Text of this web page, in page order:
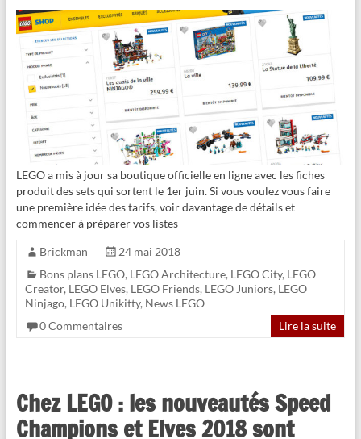
LEGO a mis à jour sa boutique officielle en ligne avec les fiches
produit des sets qui sortent le 1er juin. Si vous voulez vous faire
une première idée des tarifs, voir davantage de détails et
commencer à préparer vos listes
Brickman
24 mai 2018
Bons plans LEGO, LEGO Architecture, LEGO City, LEGO
Creator, LEGO Elves, LEGO Friends, LEGO Juniors, LEGO
Ninjago, LEGO Unikitty, News LEGO
0 Commentaires
Lire la suite
Chez LEGO : les nouveautés Speed
Champions et Elves 2018 sont